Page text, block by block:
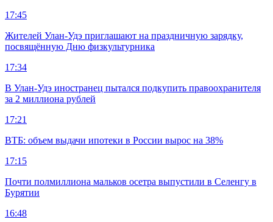
17:45
Жителей Улан-Удэ приглашают на праздничную зарядку,
посвящённую Дню физкультурника
17:34
В Улан-Удэ иностранец пытался подкупить правоохранителя
за 2 миллиона рублей
17:21
ВТБ: объем выдачи ипотеки в России вырос на 38%
17:15
Почти полмиллиона мальков осетра выпустили в Селенгу в
Бурятии
16:48